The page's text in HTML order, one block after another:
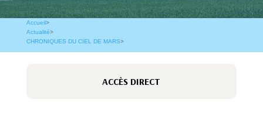
Accueil>
Actualité>
CHRONIQUES DU CIEL DE MARS>
ACCÈS DIRECT